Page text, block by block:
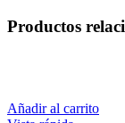
Productos
Añadir al carrito